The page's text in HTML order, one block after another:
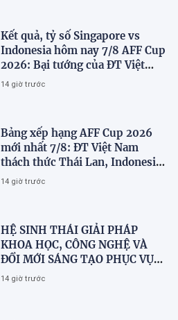
Kết quả, tỷ số Singapore vs
Indonesia hôm nay 7/8 AFF Cup
2026: Bại tướng của ĐT Việt
nam dừng bước sớm
14 giờ trước
Bảng xếp hạng AFF Cup 2026
mới nhất 7/8: ĐT Việt Nam
thách thức Thái Lan, Indonesia
dừng bước
14 giờ trước
HỆ SINH THÁI GIẢI PHÁP
KHOA HỌC, CÔNG NGHỆ VÀ
ĐỔI MỚI SÁNG TẠO PHỤC VỤ
CHUYỂN ĐỔI KÉP VÀ PHÁT
14 giờ trước